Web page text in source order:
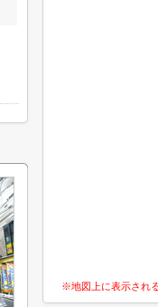
※地図上に表示され